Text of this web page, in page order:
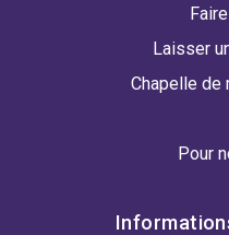
Laisser
Chapelle de
Pour